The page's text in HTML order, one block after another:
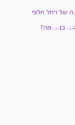
של רחל חלפי
כן… מה?